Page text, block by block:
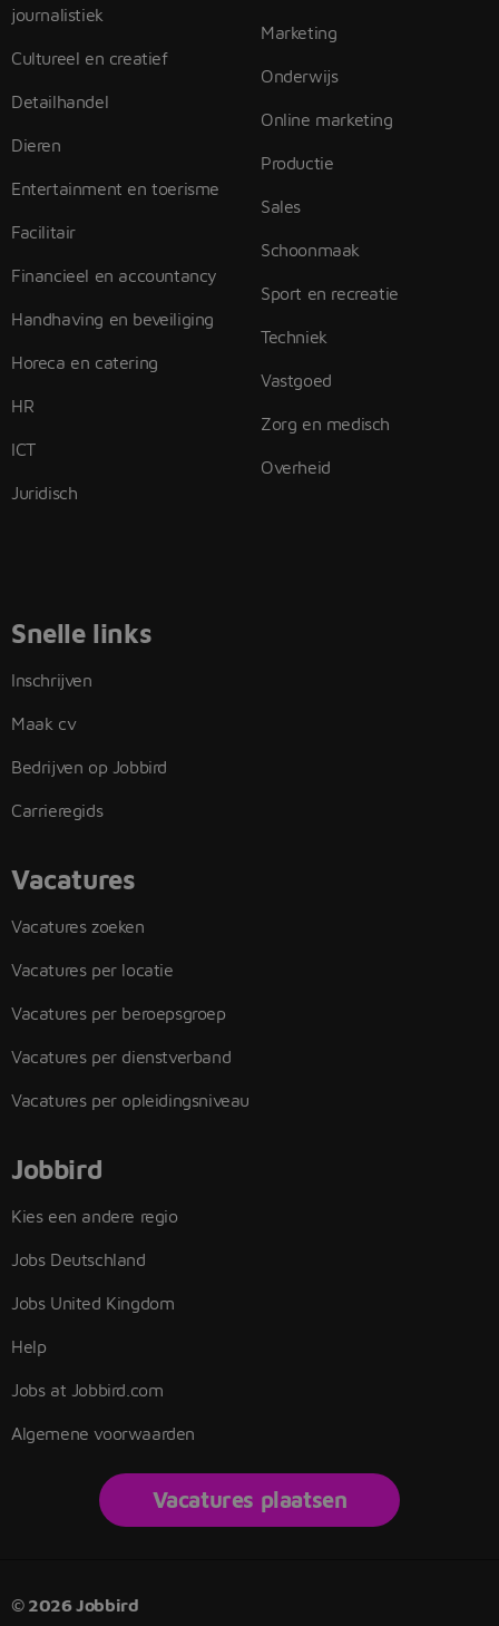
journalistiek
Cultureel en creatief
Detailhandel
Dieren
Entertainment en toerisme
Facilitair
Financieel en accountancy
Handhaving en beveiliging
Horeca en catering
HR
ICT
Juridisch
Marketing
Onderwijs
Online marketing
Productie
Sales
Schoonmaak
Sport en recreatie
Techniek
Vastgoed
Zorg en medisch
Overheid
Snelle links
Inschrijven
Maak cv
Bedrijven op Jobbird
Carrieregids
Vacatures
Vacatures zoeken
Vacatures per locatie
Vacatures per beroepsgroep
Vacatures per dienstverband
Vacatures per opleidingsniveau
Jobbird
Kies een andere regio
Jobs Deutschland
Jobs United Kingdom
Help
Jobs at Jobbird.com
Algemene voorwaarden
Vacatures plaatsen
© 2026 Jobbird